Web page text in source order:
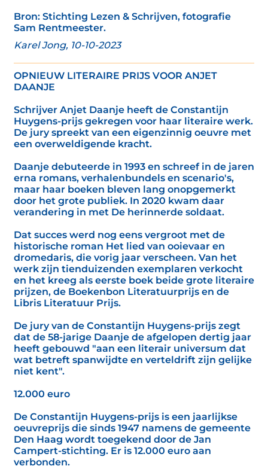
Bron: Stichting Lezen & Schrijven, fotografie
Sam Rentmeester.
Karel Jong, 10-10-2023
OPNIEUW LITERAIRE PRIJS VOOR ANJET
DAANJE
Schrijver Anjet Daanje heeft de Constantijn
Huygens-prijs gekregen voor haar literaire werk.
De jury spreekt van een eigenzinnig oeuvre met
een overweldigende kracht.
Daanje debuteerde in 1993 en schreef in de jaren
erna romans, verhalenbundels en scenario's,
maar haar boeken bleven lang onopgemerkt
door het grote publiek. In 2020 kwam daar
verandering in met De herinnerde soldaat.
Dat succes werd nog eens vergroot met de
historische roman Het lied van ooievaar en
dromedaris, die vorig jaar verscheen. Van het
werk zijn tienduizenden exemplaren verkocht
en het kreeg als eerste boek beide grote literaire
prijzen, de Boekenbon Literatuurprijs en de
Libris Literatuur Prijs.
De jury van de Constantijn Huygens-prijs zegt
dat de 58-jarige Daanje de afgelopen dertig jaar
heeft gebouwd "aan een literair universum dat
wat betreft spanwijdte en verteldrift zijn gelijke
niet kent".
12.000 euro
De Constantijn Huygens-prijs is een jaarlijkse
oeuvreprijs die sinds 1947 namens de gemeente
Den Haag wordt toegekend door de Jan
Campert-stichting. Er is 12.000 euro aan
verbonden.